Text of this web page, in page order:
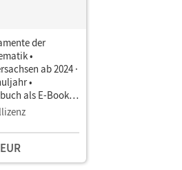
der
•
ab 2024 ·
•
als E-Book